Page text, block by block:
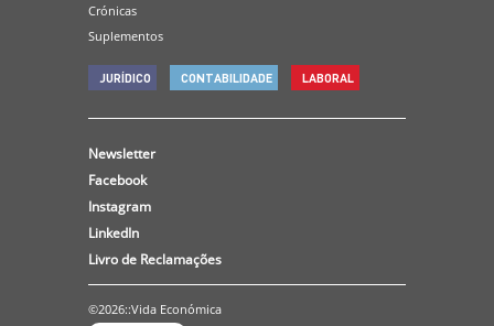
Crónicas
Suplementos
JURÍDICO CONTABILIDADE LABORAL
Newsletter
Facebook
Instagram
LinkedIn
Livro de Reclamações
©2026::Vida Económica